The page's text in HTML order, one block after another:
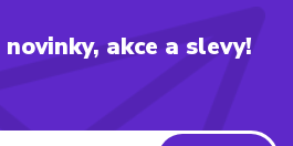
akce a slevy!